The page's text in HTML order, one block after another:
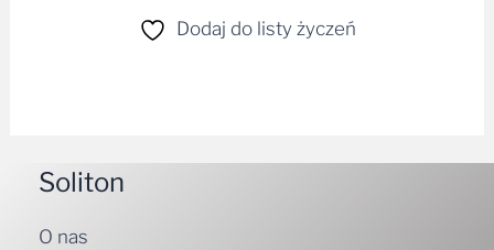
Dodaj do listy życzeń
Soliton
O nas